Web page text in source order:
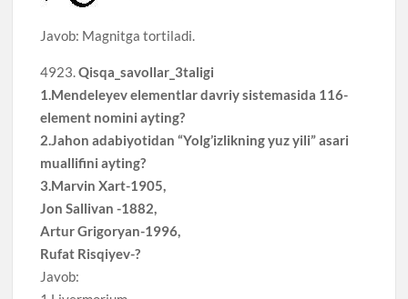
Javob: Magnitga tortiladi.
4923.Qisqa_savollar_3taligi
1.Mendeleyev elementlar davriy sistemasida 116-
element nomini ayting?
2.Jahon adabiyotidan “Yolg’izlikning yuz yili” asari
muallifini ayting?
3.Marvin Xart-1905,
Jon Sallivan -1882,
Artur Grigoryan-1996,
Rufat Risqiyev-?
Javob: